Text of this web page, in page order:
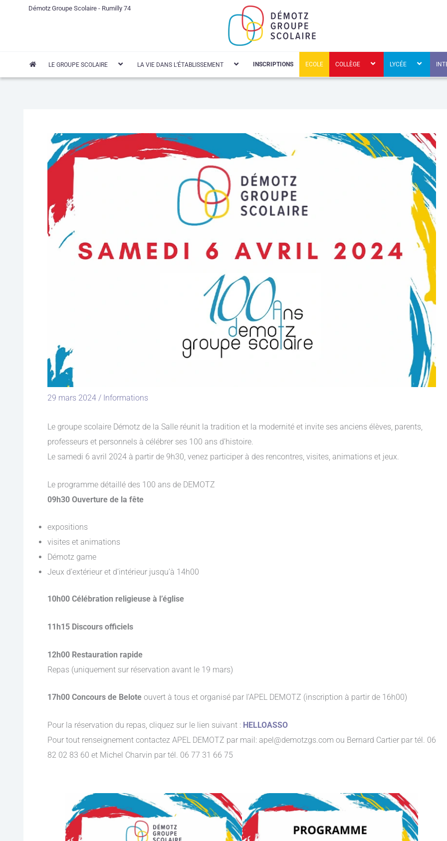
Démotz Groupe Scolaire - Rumilly 74
LE GROUPE SCOLAIRE LA VIE DANS L’ÉTABLISSEMENT INSCRIPTIONS ECOLE COLLÈGE LYCÉE
29 mars 2024 / Informations
Le groupe scolaire Démotz de la Salle réunit la tradition et la modernité et invite ses anciens élèves, parents,
professeurs et personnels à célébrer ses 100 ans d’histoire.
Le samedi 6 avril 2024 à partir de 9h30, venez participer à des rencontres, visites, animations et jeux.
Le programme détaillé des 100 ans de DEMOTZ
09h30 Ouverture de la fête
expositions
visites et animations
Démotz game
Jeux d’extérieur et d’intérieur jusqu’à 14h00
10h00 Célébration religieuse à l’église
11h15 Discours officiels
12h00 Restauration rapide
Repas (uniquement sur réservation avant le 19 mars)
17h00 Concours de Belote ouvert à tous et organisé par I’APEL DEMOTZ (inscription à partir de 16h00)
Pour la réservation du repas, cliquez sur le lien suivant : HELLOASSO
Pour tout renseignement contactez APEL DEMOTZ par mail: apel@demotzgs.com ou Bernard Cartier par tél. 06
82 02 83 60 et Michel Charvin par tél. 06 77 31 66 75